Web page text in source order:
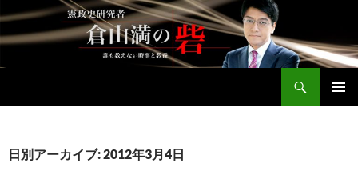
テ
ン
へ
ッ
日別アーカイブ: 2012年3月4日